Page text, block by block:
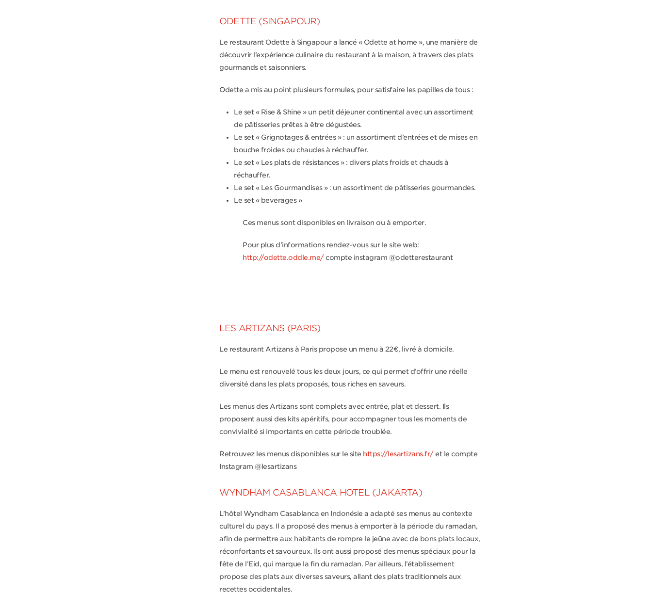
ODETTE (SINGAPOUR)
Le restaurant Odette à Singapour a lancé « Odette at home », une manière de
découvrir l’expérience culinaire du restaurant à la maison, à travers des plats
gourmands et saisonniers.
Odette a mis au point plusieurs formules, pour satisfaire les papilles de tous :
Le set « Rise & Shine » un petit déjeuner continental avec un assortiment
de pâtisseries prêtes à être dégustées.
Le set « Grignotages & entrées » : un assortiment d’entrées et de mises en
bouche froides ou chaudes à réchauffer.
Le set « Les plats de résistances » : divers plats froids et chauds à
réchauffer.
Le set « Les Gourmandises » : un assortiment de pâtisseries gourmandes.
Le set « beverages »
Ces menus sont disponibles en livraison ou à emporter.
Pour plus d’informations rendez-vous sur le site web:
http://odette.oddle.me/ compte instagram @odetterestaurant
LES ARTIZANS (PARIS)
Le restaurant Artizans à Paris propose un menu à 22€, livré à domicile.
Le menu est renouvelé tous les deux jours, ce qui permet d’offrir une réelle
diversité dans les plats proposés, tous riches en saveurs.
Les menus des Artizans sont complets avec entrée, plat et dessert. Ils
proposent aussi des kits apéritifs, pour accompagner tous les moments de
convivialité si importants en cette période troublée.
Retrouvez les menus disponibles sur le site https://lesartizans.fr/ et le compte
Instagram @lesartizans
WYNDHAM CASABLANCA HOTEL (JAKARTA)
L’hôtel Wyndham Casablanca en Indonésie a adapté ses menus au contexte
culturel du pays. Il a proposé des menus à emporter à la période du ramadan,
afin de permettre aux habitants de rompre le jeûne avec de bons plats locaux,
réconfortants et savoureux. Ils ont aussi proposé des menus spéciaux pour la
fête de l’Eid, qui marque la fin du ramadan. Par ailleurs, l’établissement
propose des plats aux diverses saveurs, allant des plats traditionnels aux
recettes occidentales.